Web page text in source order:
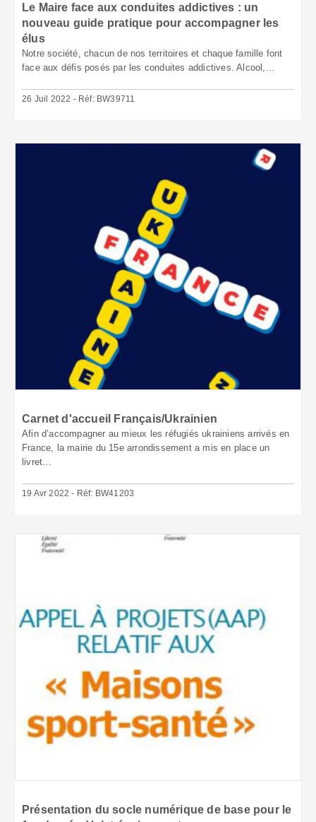
Le Maire face aux conduites addictives : un
nouveau guide pratique pour accompagner les
élus
Notre société, chacun de nos territoires et chaque famille font
face aux défis posés par les conduites addictives. Alcool,...
26 Juil 2022 - Réf: BW39711
Carnet d'accueil Français/Ukrainien
Afin d’accompagner au mieux les réfugiés ukrainiens arrivés en
France, la mairie du 15e arrondissement a mis en place un
livret...
19 Avr 2022 - Réf: BW41203
Présentation du socle numérique de base pour le